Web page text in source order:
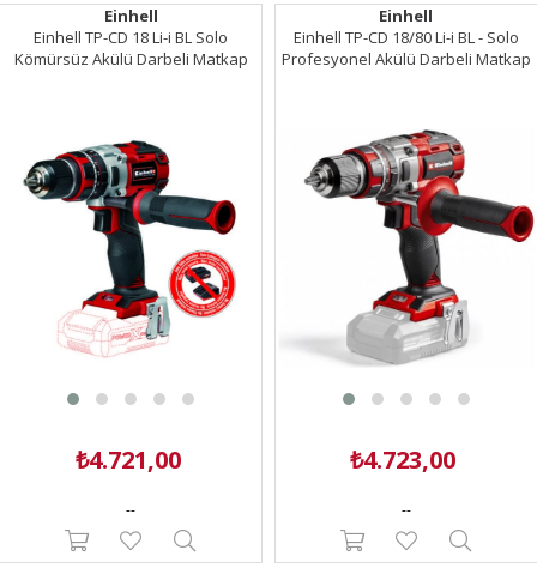
Einhell
Einhell TP-CD 18 Li-i BL Solo
Kömürsüz Akülü Darbeli Matkap
₺4.721,00
--
Einhell
Einhell TP-CD 18/80 Li-i BL - Solo
Profesyonel Akülü Darbeli Matkap
₺4.723,00
--